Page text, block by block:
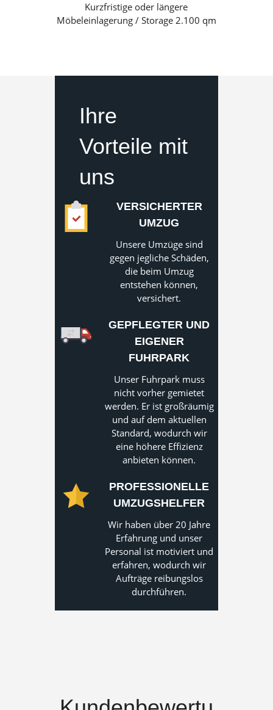
Kurzfristige oder längere
Möbeleinlagerung / Storage 2.100 qm
Ihre
Vorteile mit
uns
VERSICHERTER
UMZUG
Unsere Umzüge sind
gegen jegliche Schäden,
die beim Umzug
entstehen können,
versichert.
GEPFLEGTER UND
EIGENER
FUHRPARK
Unser Fuhrpark muss
nicht vorher gemietet
werden. Er ist großräumig
und auf dem aktuellen
Standard, wodurch wir
eine höhere Effizienz
anbieten können.
PROFESSIONELLE
UMZUGSHELFER
Wir haben über 20 Jahre
Erfahrung und unser
Personal ist motiviert und
erfahren, wodurch wir
Aufträge reibungslos
durchführen.